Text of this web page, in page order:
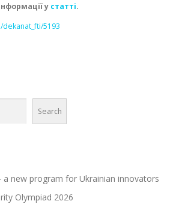
у статті.
5193
Search
new program for Ukrainian innovators
Olympiad 2026